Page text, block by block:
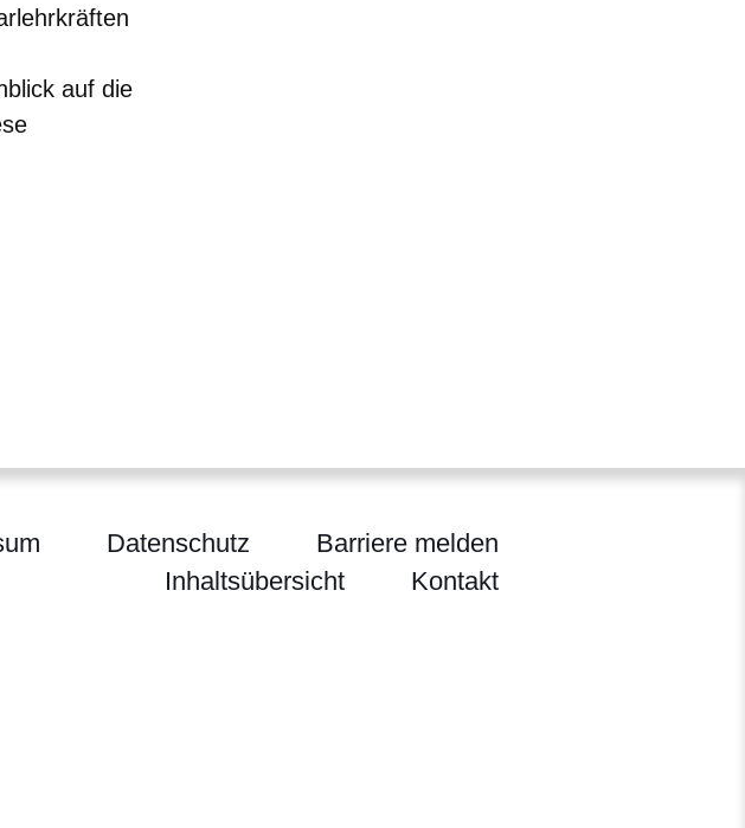
auf die
Kunst und Kultur
Datenschutz
Barriere melden
Inhaltsübersicht
Kontakt